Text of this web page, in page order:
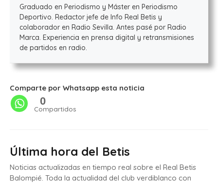
Graduado en Periodismo y Máster en Periodismo
Deportivo. Redactor jefe de Info Real Betis y
colaborador en Radio Sevilla. Antes pasé por Radio
Marca. Experiencia en prensa digital y retransmisiones
de partidos en radio.
Comparte por Whatsapp esta noticia
0
Compartidos
Última hora del Betis
Noticias actualizadas en tiempo real sobre el Real Betis
Balompié. Toda la actualidad del club verdiblanco con